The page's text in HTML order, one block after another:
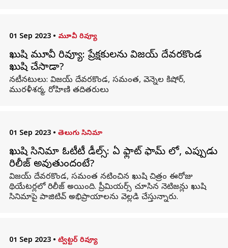
01 Sep 2023 • మూవీ రివ్యూ
ఖుషి మూవీ రివ్యూ: ప్రేక్షకులను విజయ్ దేవరకొండ
ఖుషి చేసాడా?
నటీనటులు: విజయ్ దేవరకొండ, సమంత, వెన్నెల కిషోర్,
మురళీశర్మ, రోహిణి తదితరులు
01 Sep 2023 • తెలుగు సినిమా
ఖుషి సినిమా ఓటీటీ డీల్స్: ఏ ఫ్లాట్ ఫామ్ లో, ఎప్పుడు
రిలీజ్ అవుతుందంటే?
విజయ్ దేవరకొండ, సమంత నటించిన ఖుషి చిత్రం ఈరోజు
థియేటర్లలో రిలీజ్ అయింది. ప్రీమియర్స్ చూసిన నెటిజన్లు ఖుషి
సినిమాపై పాజిటివ్ అభిప్రాయాలను వెల్లడి చేస్తున్నారు.
01 Sep 2023 • ట్విట్టర్ రివ్యూ